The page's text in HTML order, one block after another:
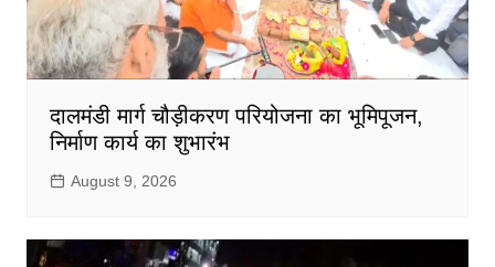
दालमंडी मार्ग चौड़ीकरण परियोजना का भूमिपूजन,
निर्माण कार्य का शुभारंभ
August 9, 2026